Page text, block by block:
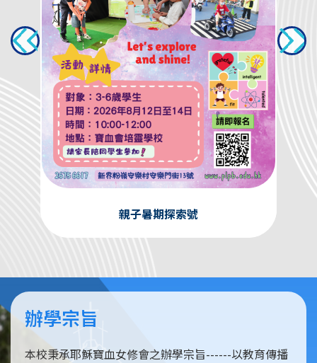
親子暑期探索號
辦學宗旨
本校秉承耶穌寶血女修會之辦學宗旨------以教育傳播